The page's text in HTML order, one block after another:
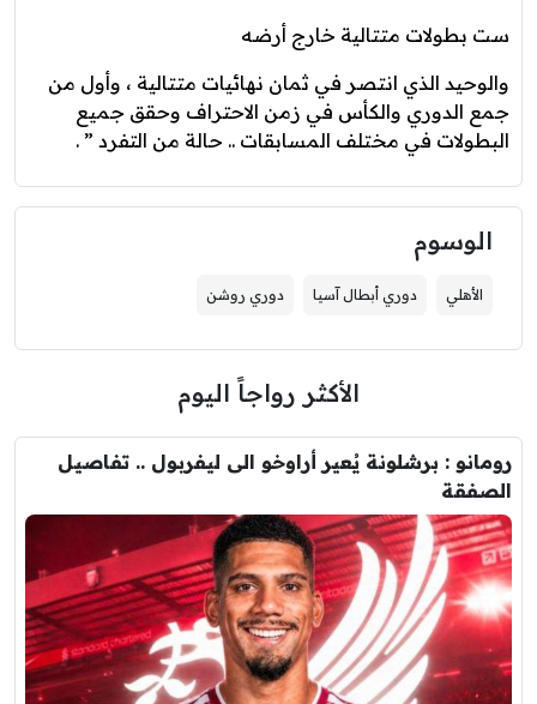
ست بطولات متتالية خارج أرضه
والوحيد الذي انتصر في ثمان نهائيات متتالية ، وأول من
جمع الدوري والكأس في زمن الاحتراف وحقق جميع
البطولات في مختلف المسابقات .. حالة من التفرد ” .
الوسوم
الأهلي دوري أبطال آسيا دوري روشن
الأكثر رواجاً اليوم
رومانو : برشلونة يُعير أراوخو الى ليفربول .. تفاصيل
الصفقة